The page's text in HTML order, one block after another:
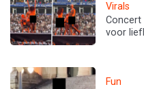
Virals
Concert
voor
Fun